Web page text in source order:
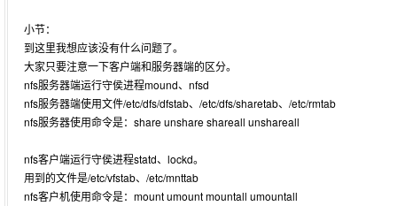
小节：
到这里我想应该没有什么问题了。
大家只要注意一下客户端和服务器端的区分。
nfs服务器端运行守侯进程mound、nfsd
nfs服务器端使用文件/etc/dfs/dfstab、/etc/dfs/sharetab、/etc/rmtab
nfs服务器使用命令是：share unshare shareall unshareall
nfs客户端运行守侯进程statd、lockd。
用到的文件是/etc/vfstab、/etc/mnttab
nfs客户机使用命令是：mount umount mountall umountall